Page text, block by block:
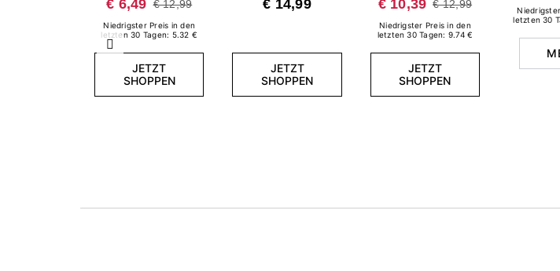
Zurück
€ 6,49 € 12,99
Niedrigster Preis in den
letzten 30 Tagen: 5.32 €
JETZT
SHOPPEN
€ 14,99
JETZT
SHOPPEN
ml
€ 10,39 € 12,99
Niedrigster Preis in den
letzten 30 Tagen: 9.74 €
JETZT
SHOPPEN
letzten 30